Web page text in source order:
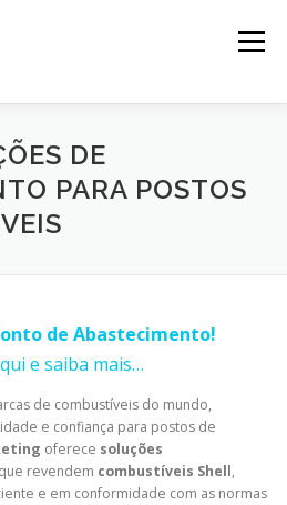
Menu
ATESTADOS TÉCNICOS
DE
PARA POSTOS
de Abastecimento!
e saiba mais…
de combustíveis do mundo,
e confiança para postos de
oferece soluções
revendem combustíveis Shell,
e em conformidade com as normas